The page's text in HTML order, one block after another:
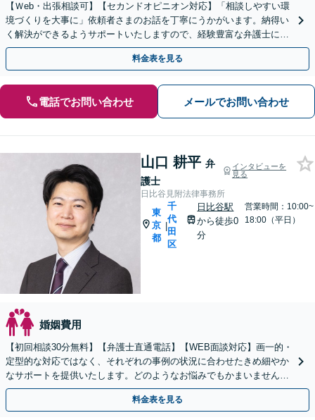
【Ｗeb・出張相談可】【セカンドオピニオン対応】「相談しやすい環
境づくりを大事に」依頼者さまのお話を丁寧にうかがいます。納得い
く解決ができるようサポートいたしますので、経験豊富な弁護士にお
任せください【休日・夜間相談可】【完全個室対応】
料金表を見る
電話でお問い合わせ メールでお問い合わせ
山口 耕平 弁
護士
インタビューを
見る
日比谷見附法律事務所
東
京
都
|
千
代
田
区
日比谷駅
から徒歩0
分
営業時間：10:00~
18:00（平日）
婚姻費用
【初回相談30分無料】【弁護士直通電話】【WEB面談対応】画一的・
定型的な対応ではなく、それぞれの事例の状況に合わせたきめ細やか
なサポートを提供いたします。どのようなお悩みでもかまいませんの
で、まずは一度ご相談ください【休日・夜間相談可】
料金表を見る